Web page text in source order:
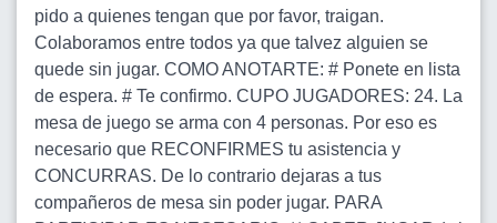
pido a quienes tengan que por favor, traigan.
Colaboramos entre todos ya que talvez alguien se
quede sin jugar. COMO ANOTARTE: # Ponete en lista
de espera. # Te confirmo. CUPO JUGADORES: 24. La
mesa de juego se arma con 4 personas. Por eso es
necesario que RECONFIRMES tu asistencia y
CONCURRAS. De lo contrario dejaras a tus
compañeros de mesa sin poder jugar. PARA